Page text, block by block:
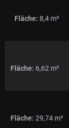
Fläche: 8,4 m²
Fläche: 6,62 m²
Fläche: 29,74 m²